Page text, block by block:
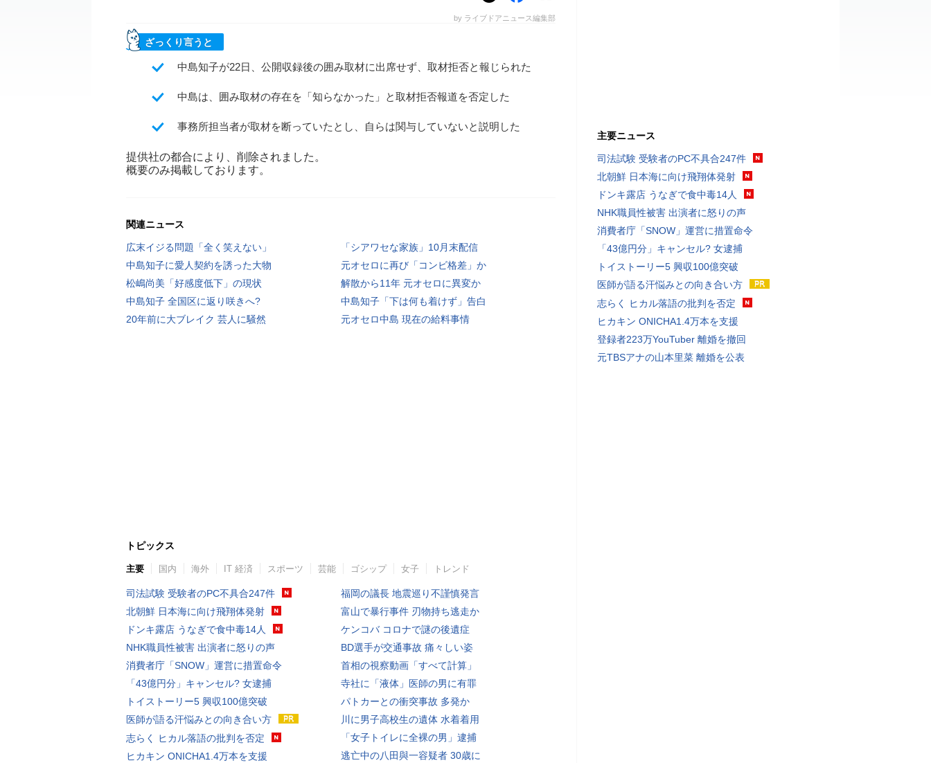
by ライブドアニュース編集部
ざっくり言うと
中島知子が22日、公開収録後の囲み取材に出席せず、取材拒否と報じられた
中島は、囲み取材の存在を「知らなかった」と取材拒否報道を否定した
事務所担当者が取材を断っていたとし、自らは関与していないと説明した
提供社の都合により、削除されました。
概要のみ掲載しております。
関連ニュース
広末イジる問題「全く笑えない」
「シアワセな家族」10月末配信
中島知子に愛人契約を誘った大物
元オセロに再び「コンビ格差」か
松嶋尚美「好感度低下」の現状
解散から11年 元オセロに異変か
中島知子 全国区に返り咲きへ?
中島知子「下は何も着けず」告白
20年前に大ブレイク 芸人に騒然
元オセロ中島 現在の給料事情
トピックス
主要 国内 海外 IT 経済 スポーツ 芸能 ゴシップ 女子 トレンド
司法試験 受験者のPC不具合247件
北朝鮮 日本海に向け飛翔体発射
ドンキ露店 うなぎで食中毒14人
NHK職員性被害 出演者に怒りの声
消費者庁「SNOW」運営に措置命令
「43億円分」キャンセル? 女逮捕
トイストーリー5 興収100億突破
医師が語る汗悩みとの向き合い方
志らく ヒカル落語の批判を否定
ヒカキン ONICHA1.4万本を支援
福岡の議長 地震巡り不謹慎発言
富山で暴行事件 刃物持ち逃走か
ケンコバ コロナで謎の後遺症
BD選手が交通事故 痛々しい姿
首相の視察動画「すべて計算」
寺社に「液体」医師の男に有罪
パトカーとの衝突事故 多発か
川に男子高校生の遺体 水着着用
「女子トイレに全裸の男」逮捕
逃亡中の八田與一容疑者 30歳に
主要ニュース
司法試験 受験者のPC不具合247件
北朝鮮 日本海に向け飛翔体発射
ドンキ露店 うなぎで食中毒14人
NHK職員性被害 出演者に怒りの声
消費者庁「SNOW」運営に措置命令
「43億円分」キャンセル? 女逮捕
トイストーリー5 興収100億突破
医師が語る汗悩みとの向き合い方
志らく ヒカル落語の批判を否定
ヒカキン ONICHA1.4万本を支援
登録者223万YouTuber 離婚を撤回
元TBSアナの山本里菜 離婚を公表